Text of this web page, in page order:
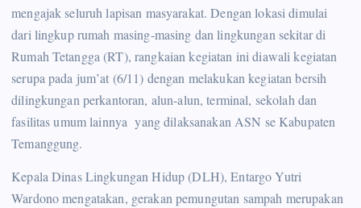
mengajak seluruh lapisan masyarakat. Dengan lokasi dimulai
dari lingkup rumah masing-masing dan lingkungan sekitar di
Rumah Tetangga (RT), rangkaian kegiatan ini diawali kegiatan
serupa pada jum’at (6/11) dengan melakukan kegiatan bersih
dilingkungan perkantoran, alun-alun, terminal, sekolah dan
fasilitas umum lainnya yang dilaksanakan ASN se Kabupaten
Temanggung.
Kepala Dinas Lingkungan Hidup (DLH), Entargo Yutri
Wardono mengatakan, gerakan pemungutan sampah merupakan